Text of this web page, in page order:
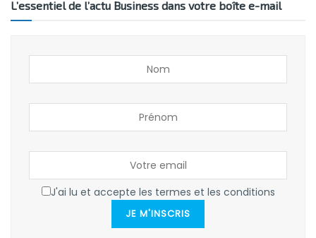
L’essentiel de l’actu Business dans votre boîte e-mail
J'ai lu et accepte les termes et les conditions
JE M'INSCRIS